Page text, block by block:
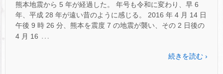
熊本地震から 5 年が経過した。 年号も令和に変わり、早 6
年、平成 28 年が遠い昔のように感じる。 2016 年 4 月 14 日
午後 9 時 26 分、熊本を震度 7 の地震が襲い、その 2 日後の
4 月 16 …
続きを読む ›